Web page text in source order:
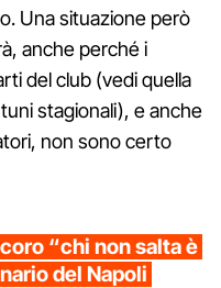
Una situazione però
anche perché i
del club (vedi quella
stagionali), e anche
non sono certo
“chi non salta è
del Napoli